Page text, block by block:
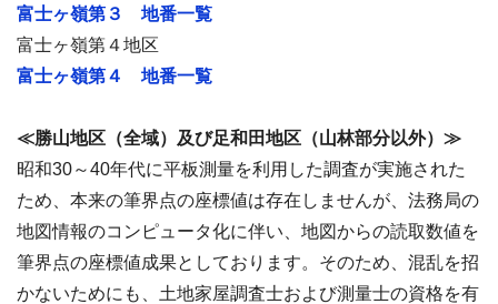
富士ヶ嶺第３ 地番一覧
富士ヶ嶺第４地区
富士ヶ嶺第４ 地番一覧
≪勝山地区（全域）及び足和田地区（山林部分以外）≫
昭和30～40年代に平板測量を利用した調査が実施された
ため、本来の筆界点の座標値は存在しませんが、法務局の
地図情報のコンピュータ化に伴い、地図からの読取数値を
筆界点の座標値成果としております。そのため、混乱を招
かないためにも、土地家屋調査士および測量士の資格を有